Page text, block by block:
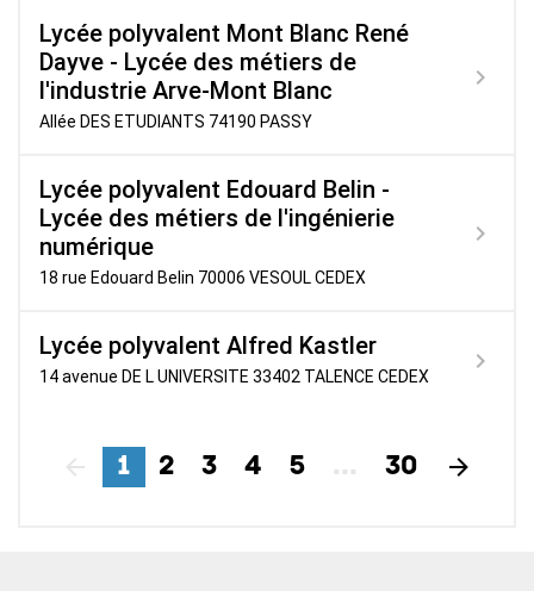
Lycée polyvalent Mont Blanc René
Dayve - Lycée des métiers de
l'industrie Arve-Mont Blanc
Allée DES ETUDIANTS 74190 PASSY
Lycée polyvalent Edouard Belin -
Lycée des métiers de l'ingénierie
numérique
18 rue Edouard Belin 70006 VESOUL CEDEX
Lycée polyvalent Alfred Kastler
14 avenue DE L UNIVERSITE 33402 TALENCE CEDEX
Précédent
1 2 3 4 5 ... 30